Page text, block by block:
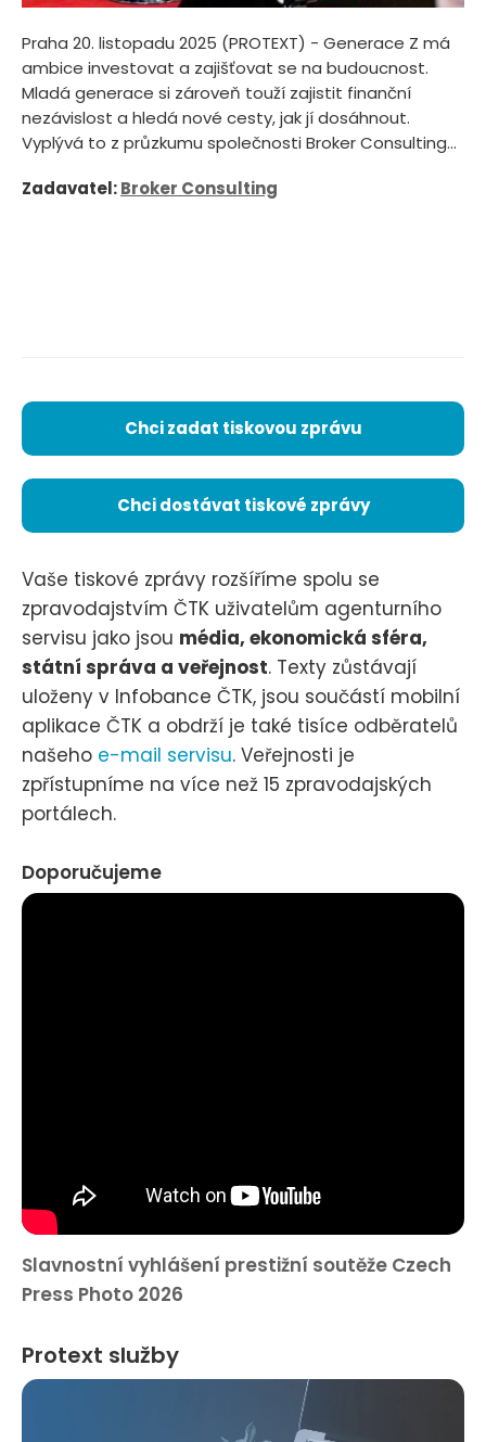
Praha 20. listopadu 2025 (PROTEXT) - Generace Z má
ambice investovat a zajišťovat se na budoucnost.
Mladá generace si zároveň touží zajistit finanční
nezávislost a hledá nové cesty, jak jí dosáhnout.
Vyplývá to z průzkumu společnosti Broker Consulting...
Zadavatel:Broker Consulting
Chci zadat tiskovou zprávu
Chci dostávat tiskové zprávy
Vaše tiskové zprávy rozšíříme spolu se
zpravodajstvím ČTK uživatelům agenturního
servisu jako jsou média, ekonomická sféra,
státní správa a veřejnost. Texty zůstávají
uloženy v Infobance ČTK, jsou součástí mobilní
aplikace ČTK a obdrží je také tisíce odběratelů
našeho e-mail servisu. Veřejnosti je
zpřístupníme na více než 15 zpravodajských
portálech.
Doporučujeme
Slavnostní vyhlášení prestižní soutěže Czech
Press Photo 2026
Protext služby